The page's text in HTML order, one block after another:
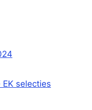
selecties